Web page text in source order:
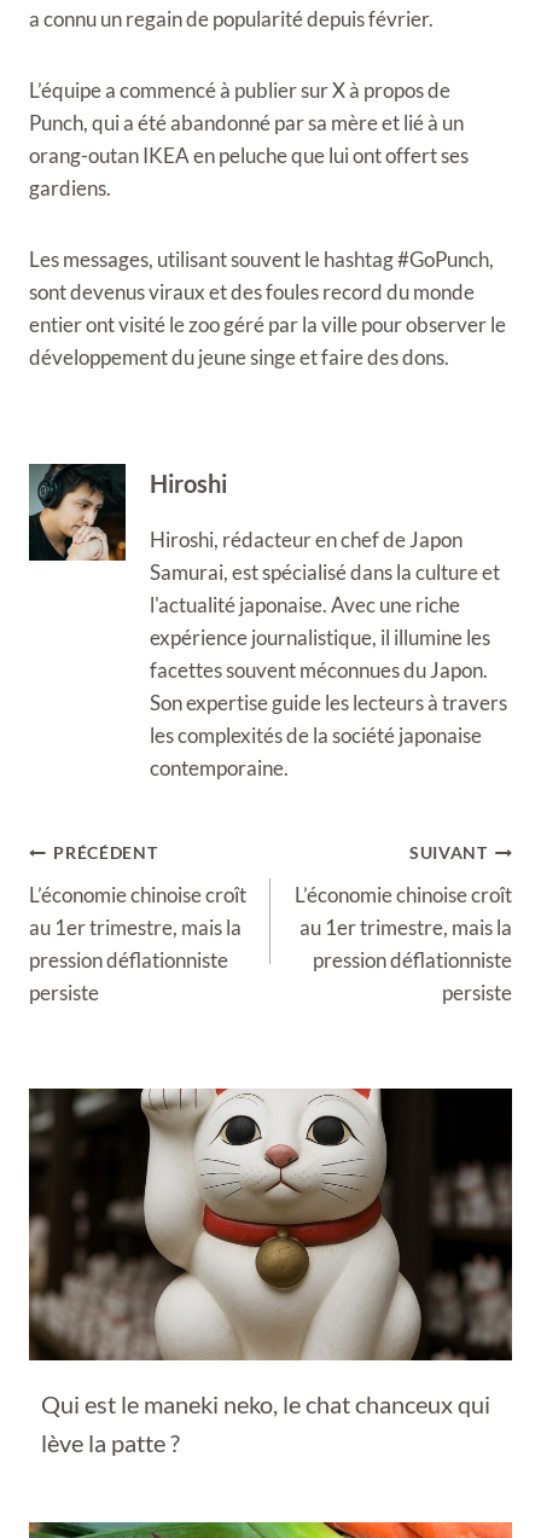
a connu un regain de popularité depuis février.
L’équipe a commencé à publier sur X à propos de
Punch, qui a été abandonné par sa mère et lié à un
orang-outan IKEA en peluche que lui ont offert ses
gardiens.
Les messages, utilisant souvent le hashtag #GoPunch,
sont devenus viraux et des foules record du monde
entier ont visité le zoo géré par la ville pour observer le
développement du jeune singe et faire des dons.
Hiroshi
Hiroshi, rédacteur en chef de Japon
Samurai, est spécialisé dans la culture et
l'actualité japonaise. Avec une riche
expérience journalistique, il illumine les
facettes souvent méconnues du Japon.
Son expertise guide les lecteurs à travers
les complexités de la société japonaise
contemporaine.
Navigation
de
l’article
PRÉCÉDENT
L’économie chinoise croît
au 1er trimestre, mais la
pression déflationniste
persiste
SUIVANT
L’économie chinoise croît
au 1er trimestre, mais la
pression déflationniste
persiste
Qui est le maneki neko, le chat chanceux qui
lève la patte ?